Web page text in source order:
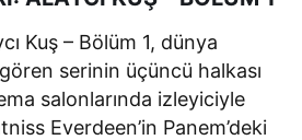
Kuş – Bölüm 1, dünya
serinin üçüncü halkası
salonlarında izleyiciyle
Everdeen’in Panem’deki